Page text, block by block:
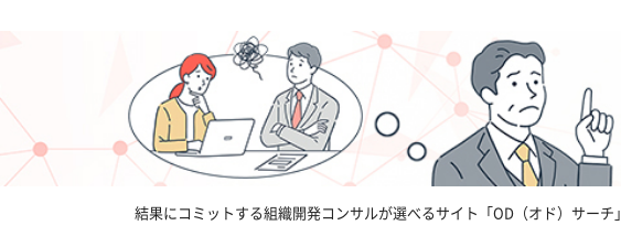
結果にコミットする組織開発コンサルが選べるサイト「OD（オド）サーチ」